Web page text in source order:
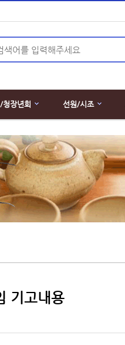
청장년회 선원/시조
기고내용